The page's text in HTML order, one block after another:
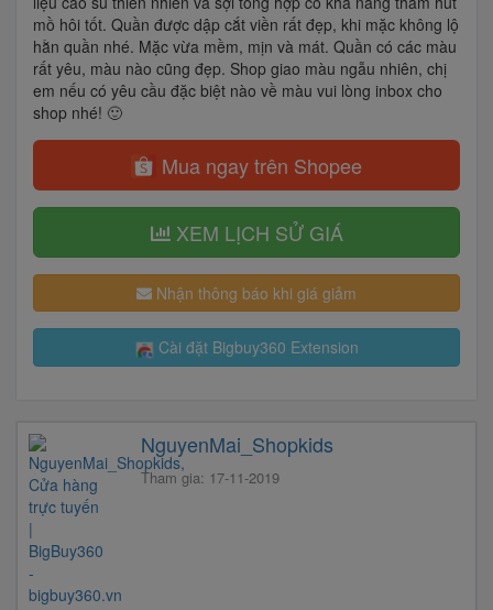
mồ hôi tốt. Quần được dập cắt viền rất đẹp, khi mặc không lộ
hằn quần nhé. Mặc vừa mềm, mịn và mát. Quần có các màu
rất yêu, màu nào cũng đẹp. Shop giao màu ngẫu nhiên, chị
em nếu có yêu cầu đặc biệt nào về màu vui lòng inbox cho
shop nhé! 🙂
Mua ngay trên Shopee
XEM LỊCH SỬ GIÁ
Nhận thông báo khi giá giảm
Cài đặt Bigbuy360 Extension
NguyenMai_Shopkids
Tham gia: 17-11-2019